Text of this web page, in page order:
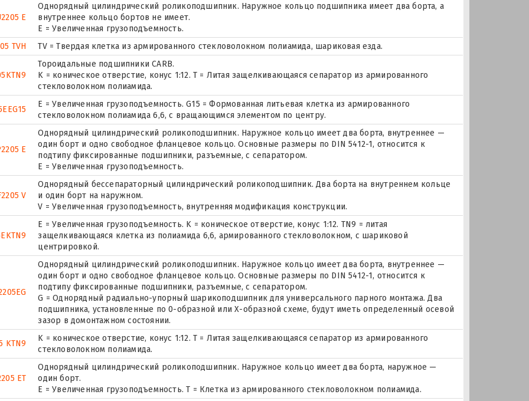
E
Однорядный цилиндрический роликоподшипник. Наружное кольцо подшипника имеет два борта, а
внутреннее кольцо бортов не имеет.
Е = Увеличенная грузоподъемность.
TVH
TV = Твердая клетка из армированного стекловолокном полиамида, шариковая езда.
Тороидальные подшипники CARB.
K = коническое отверстие, конус 1:12. T = Литая защелкивающаяся сепаратор из армированного
стекловолокном полиамида.
E = Увеличенная грузоподъемность. G15 = Формованная литьевая клетка из армированного
стекловолокном полиамида 6,6, с вращающимся элементом по центру.
E
Однорядный цилиндрический роликоподшипник. Наружное кольцо имеет два борта, внутреннее —
один борт и одно свободное фланцевое кольцо. Основные размеры по DIN 5412-1, относится к
подтипу фиксированные подшипники, разъемные, с сепаратором.
Е = Увеличенная грузоподъемность.
V
Однорядный бессепараторный цилиндрический роликоподшипник. Два борта на внутреннем кольце
и один борт на наружном.
V = Увеличенная грузоподъемность, внутренняя модификация конструкции.
E = Увеличенная грузоподъемность. K = коническое отверстие, конус 1:12. TN9 = литая
защелкивающаяся клетка из полиамида 6,6, армированного стекловолокном, с шариковой
центрировкой.
Однорядный цилиндрический роликоподшипник. Наружное кольцо имеет два борта, внутреннее —
один борт и одно свободное фланцевое кольцо. Основные размеры по DIN 5412-1, относится к
подтипу фиксированные подшипники, разъемные, с сепаратором.
G = Однорядный радиально-упорный шарикоподшипник для универсального парного монтажа. Два
подшипника, установленные по 0-образной или Х-образной схеме, будут иметь определенный осевой
зазор в домонтажном состоянии.
KTN9
K = коническое отверстие, конус 1:12. T = Литая защелкивающаяся сепаратор из армированного
стекловолокном полиамида.
ET
Однорядный цилиндрический роликоподшипник. Наружное кольцо имеет два борта, наружное —
один борт.
E = Увеличенная грузоподъемность. T = Клетка из армированного стекловолокном полиамида.